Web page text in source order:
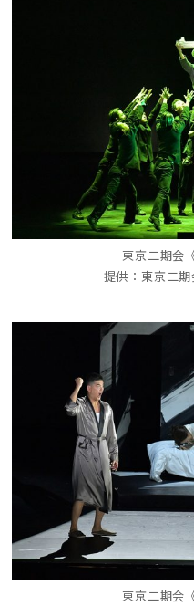
東京二期会
提供：東京二
東京二期会